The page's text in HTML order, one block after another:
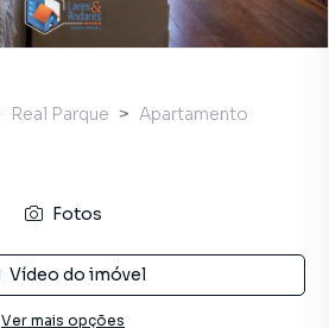
Real Parque
Apartamento
Fotos
Vídeo do imóvel
Ver mais opções